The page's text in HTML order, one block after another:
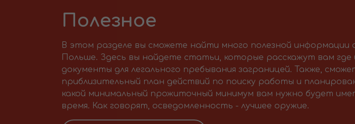
Полезное
В этом разделе вы сможете найти много полезной информации
Польше. Здесь вы найдете статьи, которые расскажут вам
документы для легального пребывания заграницей. Также,
приблизительный план действий по поиску работы и
какой минимальный прожиточный минимум вам нужно будет
время. Как говорят, осведомленность - лучшее оружие.